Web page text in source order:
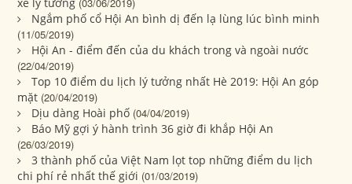
Ngắm phố cổ Hội An bình dị đến lạ lùng lúc bình minh
(11/05/2019)
Hội An - điểm đến của du khách trong và ngoài nước
(22/04/2019)
Top 10 điểm du lịch lý tưởng nhất Hè 2019: Hội An góp
mặt (20/04/2019)
Dịu dàng Hoài phố (04/04/2019)
Báo Mỹ gợi ý hành trình 36 giờ đi khắp Hội An
(26/03/2019)
3 thành phố của Việt Nam lọt top những điểm du lịch
chi phí rẻ nhất thế giới (01/03/2019)